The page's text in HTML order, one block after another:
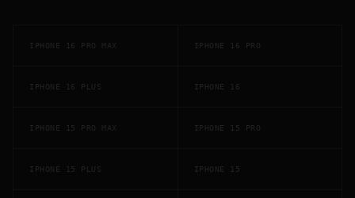
IPHONE 16 PRO MAX IPHONE 16 PRO
IPHONE 16 PLUS IPHONE 16
IPHONE 15 PRO MAX IPHONE 15 PRO
IPHONE 15 PLUS IPHONE 15